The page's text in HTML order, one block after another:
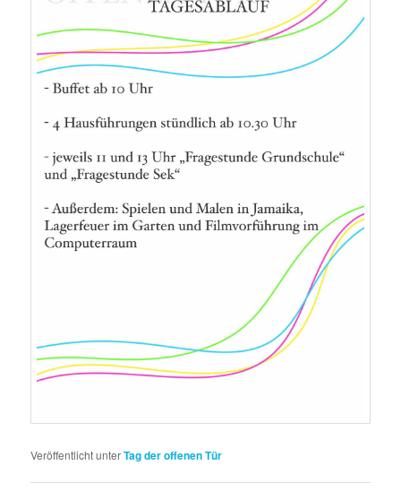
Veröffentlicht unterTag der offenen Tür